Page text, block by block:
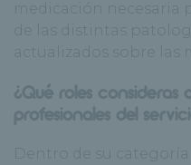
medicación
de las distintas
actualizados sobre las
¿Qué roles consideras
profesionales del
Dentro de su